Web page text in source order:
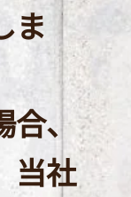
ま
合、
当社